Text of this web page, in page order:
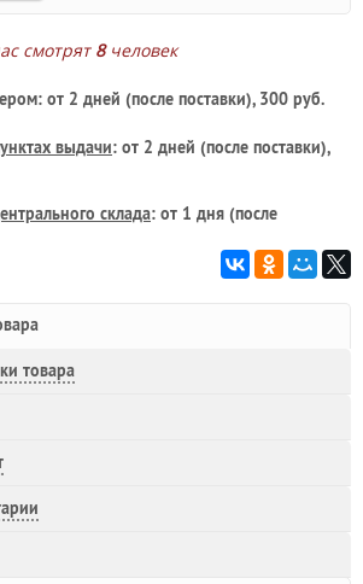
смотрят 8человек
от 2 дней (после поставки), 300 руб.
выдачи: от 2 дней (после поставки),
склада: от 1 дня (после
товара